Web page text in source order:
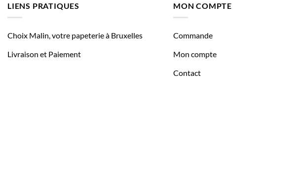
LIENS PRATIQUES
Choix Malin, votre papeterie à Bruxelles
Livraison et Paiement
MON COMPTE
Commande
Mon compte
Contact